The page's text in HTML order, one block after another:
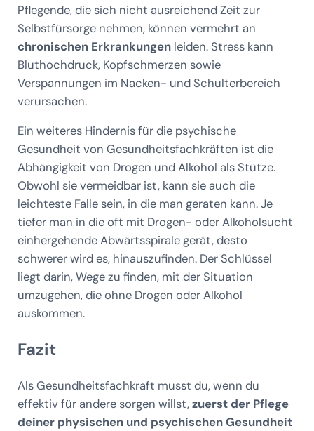
Pflegende, die sich nicht ausreichend Zeit zur
Selbstfürsorge nehmen, können vermehrt an
chronischen Erkrankungenleiden. Stress kann
Bluthochdruck, Kopfschmerzen sowie
Verspannungen im Nacken- und Schulterbereich
verursachen.
Ein weiteres Hindernis für die psychische
Gesundheit von Gesundheitsfachkräften ist die
Abhängigkeit von Drogen und Alkohol als Stütze.
Obwohl sie vermeidbar ist, kann sie auch die
leichteste Falle sein, in die man geraten kann. Je
tiefer man in die oft mit Drogen- oder Alkoholsucht
einhergehende Abwärtsspirale gerät, desto
schwerer wird es, hinauszufinden. Der Schlüssel
liegt darin, Wege zu finden, mit der Situation
umzugehen, die ohne Drogen oder Alkohol
auskommen.
Fazit
Als Gesundheitsfachkraft musst du, wenn du
effektiv für andere sorgen willst,zuerst der Pflege
deiner physischen und psychischen Gesundheit